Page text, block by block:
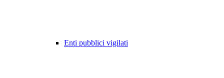
Enti pubblici vigilati